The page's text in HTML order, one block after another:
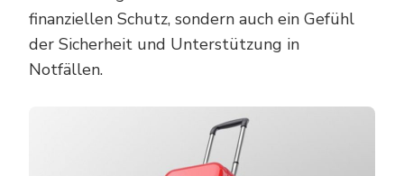
finanziellen Schutz, sondern auch ein Gefühl
der Sicherheit und Unterstützung in
Notfällen.